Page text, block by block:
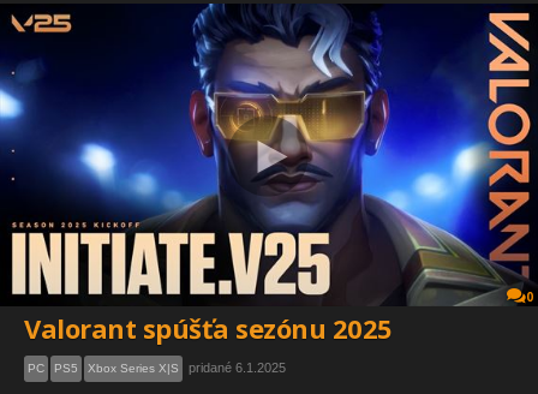
0
Valorant spúšťa sezónu 2025
PC PS5 Xbox Series X|S pridané 6.1.2025